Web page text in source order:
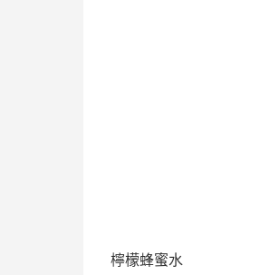
檸檬蜂蜜水